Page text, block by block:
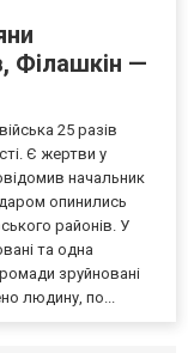
Філашкін —
25 разів
Є жертви у
начальник
опинились
районів. У
та одна
зруйновані
людину, по...